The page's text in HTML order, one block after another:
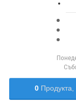
0 Продукта,